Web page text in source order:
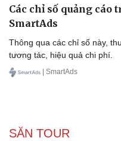
Các chỉ số quảng
SmartAds
Thông qua các chỉ số này,
tương tác, hiệu quả chi phí.
| SmartAds
SĂN TOUR